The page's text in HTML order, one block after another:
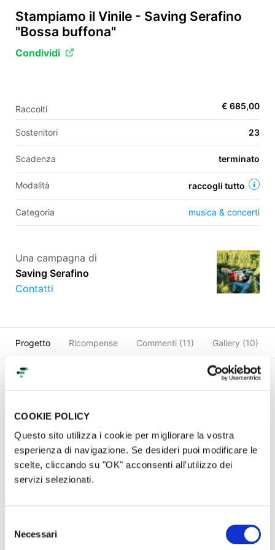
COOKIE POLICY
Questo sito utilizza i cookie per migliorare la vostra
esperienza di navigazione. Se desideri puoi modificare le
scelte, cliccando su "OK" acconsenti all'utilizzo dei
servizi selezionati.
delNecessari
Stampiamo il Vinile - Saving Serafino
"Bossa buffona"
Condividi
Raccolti € 685,00
Sostenitori 23
Scadenza terminato
Modalità raccogli tutto
Categoria musica & concerti
Una campagna di
Saving Serafino
Contatti
Progetto Ricompense Commenti (11) Gallery (10)
Care e cari!
Grazie per essere qui! Siamo Giulio, Matteo e
Serafino e come saprete, il 17 ottobre 2025
abbiamo pubblicato il primo disco del nostro
Ne siamo tanto tanto felici e vogliamo compiere